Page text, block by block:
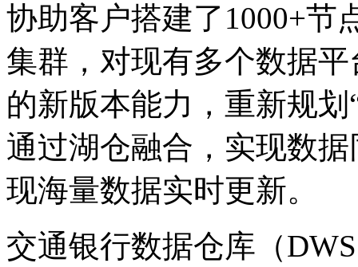
协助客户搭建了1000+节
集群，对现有多个数据
的新版本能力，重新规
通过湖仓融合，实现数
现海量数据实时更新。
交通银行数据仓库（